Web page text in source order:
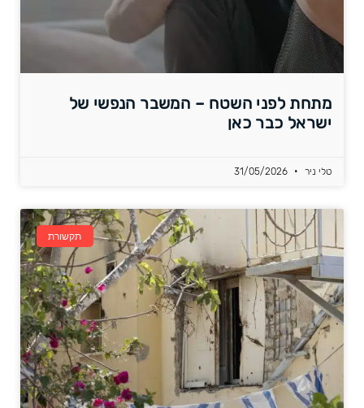
מתחת לפני השטח – המשבר הנפשי של
ישראל כבר כאן
טלי ניר
תקשורת